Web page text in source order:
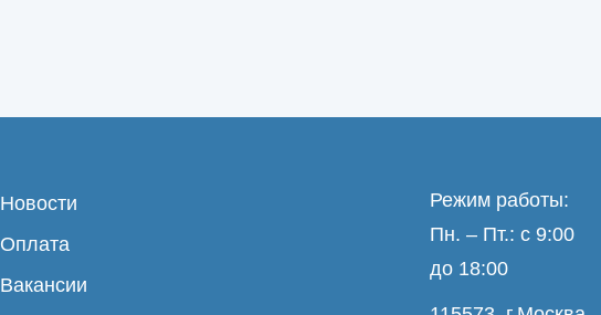
Новости
Оплата
Вакансии
Режим работы:
Пн. – Пт.: с 9:00
до 18:00